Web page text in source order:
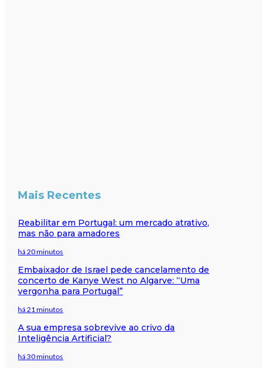
Mais Recentes
Reabilitar em Portugal: um mercado atrativo,
mas não para amadores
há 20 minutos
Embaixador de Israel pede cancelamento de
concerto de Kanye West no Algarve: “Uma
vergonha para Portugal”
há 21 minutos
A sua empresa sobrevive ao crivo da
Inteligência Artificial?
há 30 minutos